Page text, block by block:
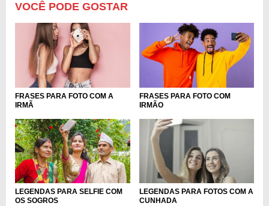
VOCÊ PODE GOSTAR
FRASES PARA FOTO COM A
IRMÃ
FRASES PARA FOTO COM
IRMÃO
LEGENDAS PARA SELFIE COM
OS SOGROS
LEGENDAS PARA FOTOS COM A
CUNHADA